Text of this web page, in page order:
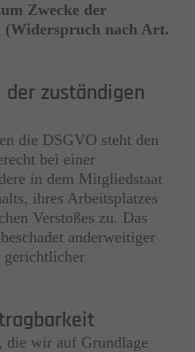
Zwecke der
nach Art.
zuständigen
die DSGVO steht den
bei einer
in dem Mitgliedstaat
ihres Arbeitsplatzes
Verstoßes zu. Das
anderweitiger
gerichtlicher
die wir auf Grundlage